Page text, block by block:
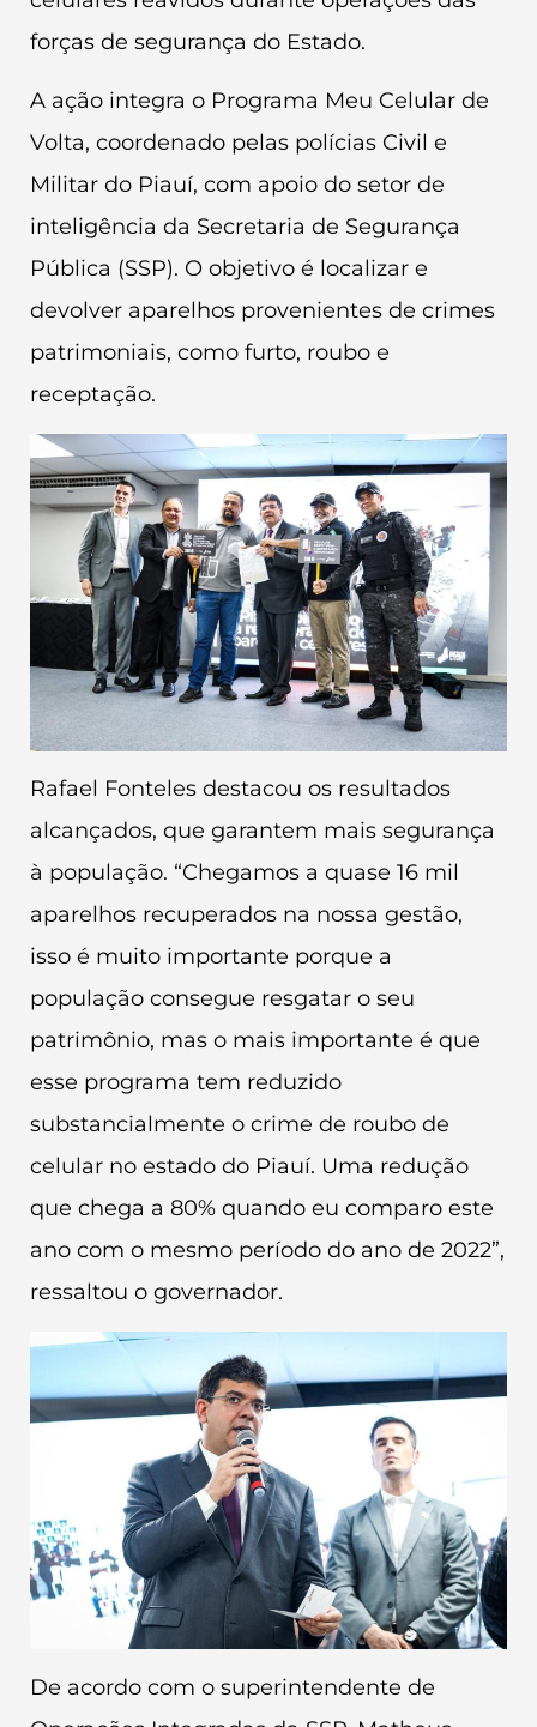
forças de segurança do Estado.
A ação integra o Programa Meu Celular de
Volta, coordenado pelas polícias Civil e
Militar do Piauí, com apoio do setor de
inteligência da Secretaria de Segurança
Pública (SSP). O objetivo é localizar e
devolver aparelhos provenientes de crimes
patrimoniais, como furto, roubo e
receptação.
Rafael Fonteles destacou os resultados
alcançados, que garantem mais segurança
à população. “Chegamos a quase 16 mil
aparelhos recuperados na nossa gestão,
isso é muito importante porque a
população consegue resgatar o seu
patrimônio, mas o mais importante é que
esse programa tem reduzido
substancialmente o crime de roubo de
celular no estado do Piauí. Uma redução
que chega a 80% quando eu comparo este
ano com o mesmo período do ano de 2022”,
ressaltou o governador.
De acordo com o superintendente de